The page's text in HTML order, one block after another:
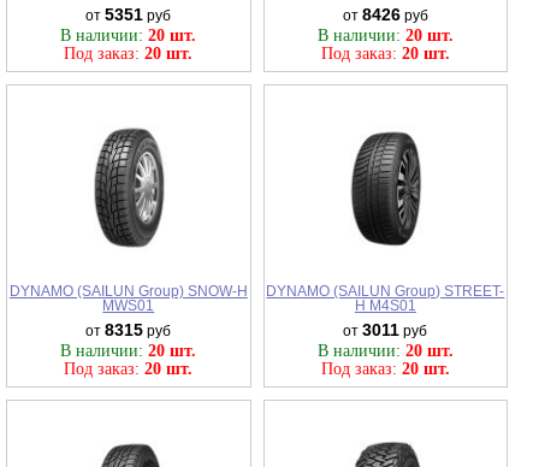
от5351 руб
В наличии:20 шт.
Под заказ:20 шт.
от 8426руб
В наличии: 20 шт.
Под заказ: 20 шт.
DYNAMO (SAILUN Group) SNOW-H
MWS01
от8315 руб
В наличии:20 шт.
Под заказ:20 шт.
DYNAMO (SAILUN Group) STREET-
H M4S01
от3011 руб
В наличии: 20 шт.
Под заказ: 20 шт.